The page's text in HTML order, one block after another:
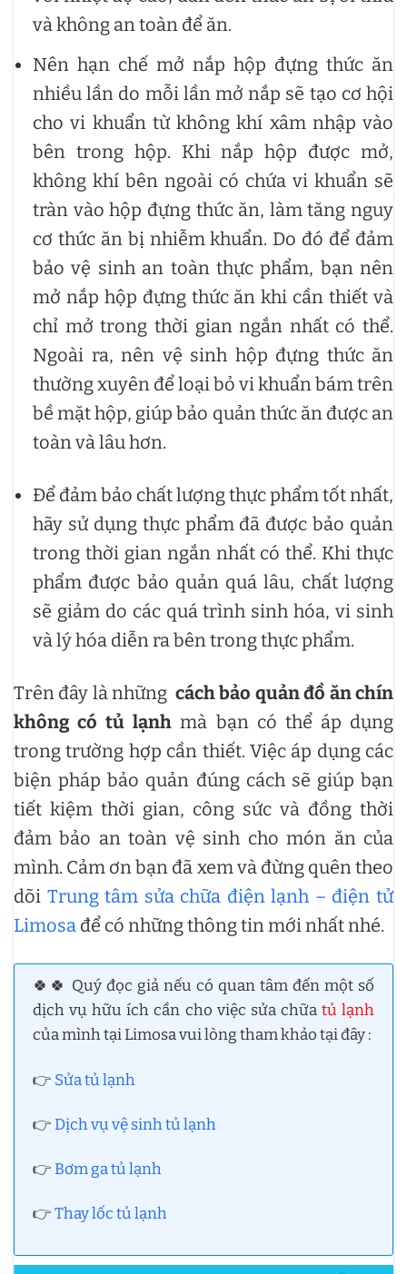
và không an toàn để ăn.
Nên hạn chế mở nắp hộp đựng thức ăn
nhiều lần do mỗi lần mở nắp sẽ tạo cơ hội
cho vi khuẩn từ không khí xâm nhập vào
bên trong hộp. Khi nắp hộp được mở,
không khí bên ngoài có chứa vi khuẩn sẽ
tràn vào hộp đựng thức ăn, làm tăng nguy
cơ thức ăn bị nhiễm khuẩn. Do đó để đảm
bảo vệ sinh an toàn thực phẩm, bạn nên
mở nắp hộp đựng thức ăn khi cần thiết và
chỉ mở trong thời gian ngắn nhất có thể.
Ngoài ra, nên vệ sinh hộp đựng thức ăn
thường xuyên để loại bỏ vi khuẩn bám trên
bề mặt hộp, giúp bảo quản thức ăn được an
toàn và lâu hơn.
Để đảm bảo chất lượng thực phẩm tốt nhất,
hãy sử dụng thực phẩm đã được bảo quản
trong thời gian ngắn nhất có thể. Khi thực
phẩm được bảo quản quá lâu, chất lượng
sẽ giảm do các quá trình sinh hóa, vi sinh
và lý hóa diễn ra bên trong thực phẩm.
Trên đây là những cách bảo quản đồ ăn chín
không có tủ lạnh mà bạn có thể áp dụng
trong trường hợp cần thiết. Việc áp dụng các
biện pháp bảo quản đúng cách sẽ giúp bạn
tiết kiệm thời gian, công sức và đồng thời
đảm bảo an toàn vệ sinh cho món ăn của
mình. Cảm ơn bạn đã xem và đừng quên theo
dõi Trung tâm sửa chữa điện lạnh – điện tử
Limosa để có những thông tin mới nhất nhé.
🍀🍀 Quý đọc giả nếu có quan tâm đến một số
dịch vụ hữu ích cần cho việc sửa chữa tủ lạnh
của mình tại Limosa vui lòng tham khảo tại đây :
👉 Sửa tủ lạnh
👉Dịch vụ vệ sinh tủ lạnh
👉Bơm ga tủ lạnh
👉Thay lốc tủ lạnh